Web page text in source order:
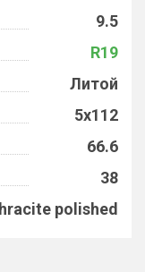
9.5
R19
Литой
5x112
66.6
38
polished